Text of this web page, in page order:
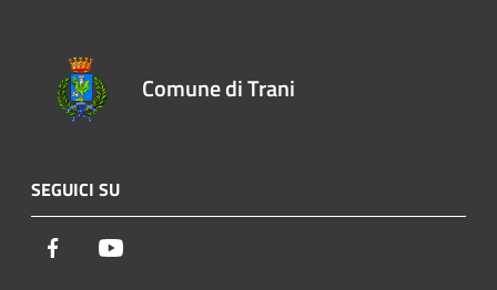
Comune di Trani
SEGUICI SU
Facebook